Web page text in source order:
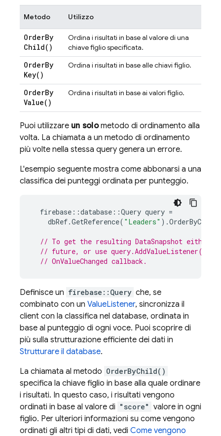
Metodo Utilizzo
OrderBy
Child( )
Ordina i risultati in base al valore di una
chiave figlio specificata.
OrderBy
Key( )
Ordina i risultati in base alle chiavi figlio.
OrderBy
Value( )
Ordina i risultati in base ai valori figlio.
Puoi utilizzare un solometodo di ordinamento alla
volta. La chiamata a un metodo di ordinamento
più volte nella stessa query genera un errore.
L'esempio seguente mostra come abbonarsi a una
classifica dei punteggi ordinata per punteggio.
firebase ::database ::Query query =
dbRef.GetReference( "Leaders" ).OrderByChild
// To get the resulting DataSnapshot either
// future, or use query.AddValueListener()
// OnValueChanged callback.
Definisce un firebase::Query che, se
combinato con un ValueListener, sincronizza il
client con la classifica nel database, ordinata in
base al punteggio di ogni voce. Puoi scoprire di
più sulla strutturazione efficiente dei dati in
Strutturare il database.
La chiamata al metodo OrderByChild()
specifica la chiave figlio in base alla quale ordinare
i risultati. In questo caso, i risultati vengono
ordinati in base al valore di "score" valore in ogni
figlio. Per ulteriori informazioni su come vengono
ordinati gli altri tipi di dati, vedi Come vengono